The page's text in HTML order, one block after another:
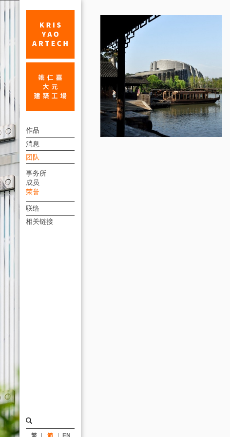
陆
一
级
注
册
建
筑
工
上
方
連
結
選
單
作品
消息
团队
事务所
成员
荣誉
联络
相关链接
繁 简 EN
誉